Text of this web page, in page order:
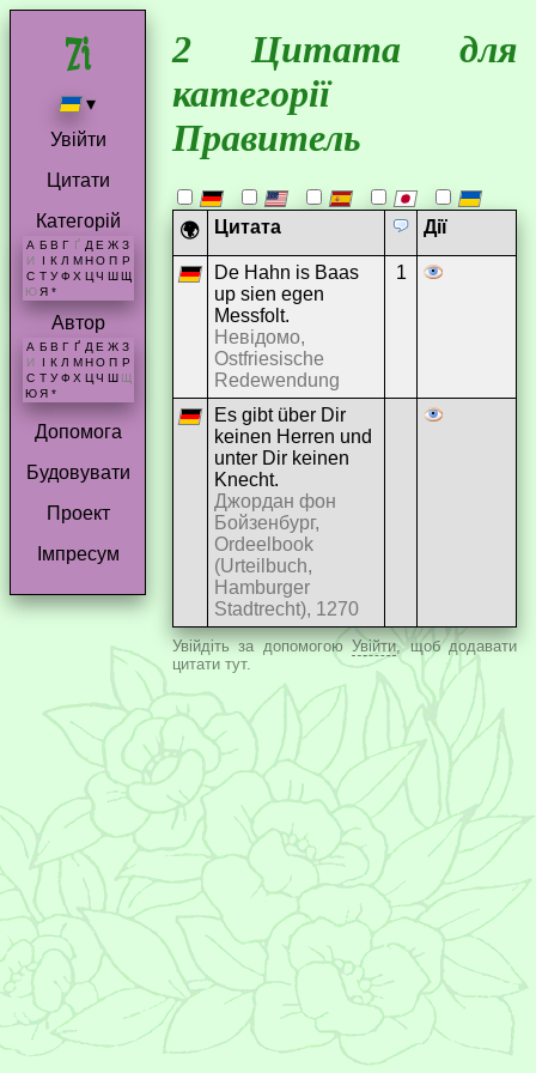
▾
Увійти
Цитати
Категорій
А Б В Г Ґ Д Е Ж З
И
І К Л М Н О П Р
С Т У Ф Х Ц Ч Ш Щ
Ю Я *
Автор
А Б В Г Ґ Д Е Ж З
И
К Л М Н О П Р
С Т У Ф Х Ц Ч Ш Щ
Ю Я *
Допомога
Будовувати
Проект
Імпресум
2 Цитата для
категорії
Правитель
🌍 Цитата Дії
De Hahn is Baas
up sien egen
Messfolt.
Невідомо,
Ostfriesische
Redewendung
1
Es gibt über Dir
keinen Herren und
unter Dir keinen
Knecht.
Джордан фон
Бойзенбург,
Ordeelbook
(Urteilbuch,
Hamburger
Stadtrecht), 1270
Увійдіть за допомогоюУвійти, щоб додавати
цитати тут.